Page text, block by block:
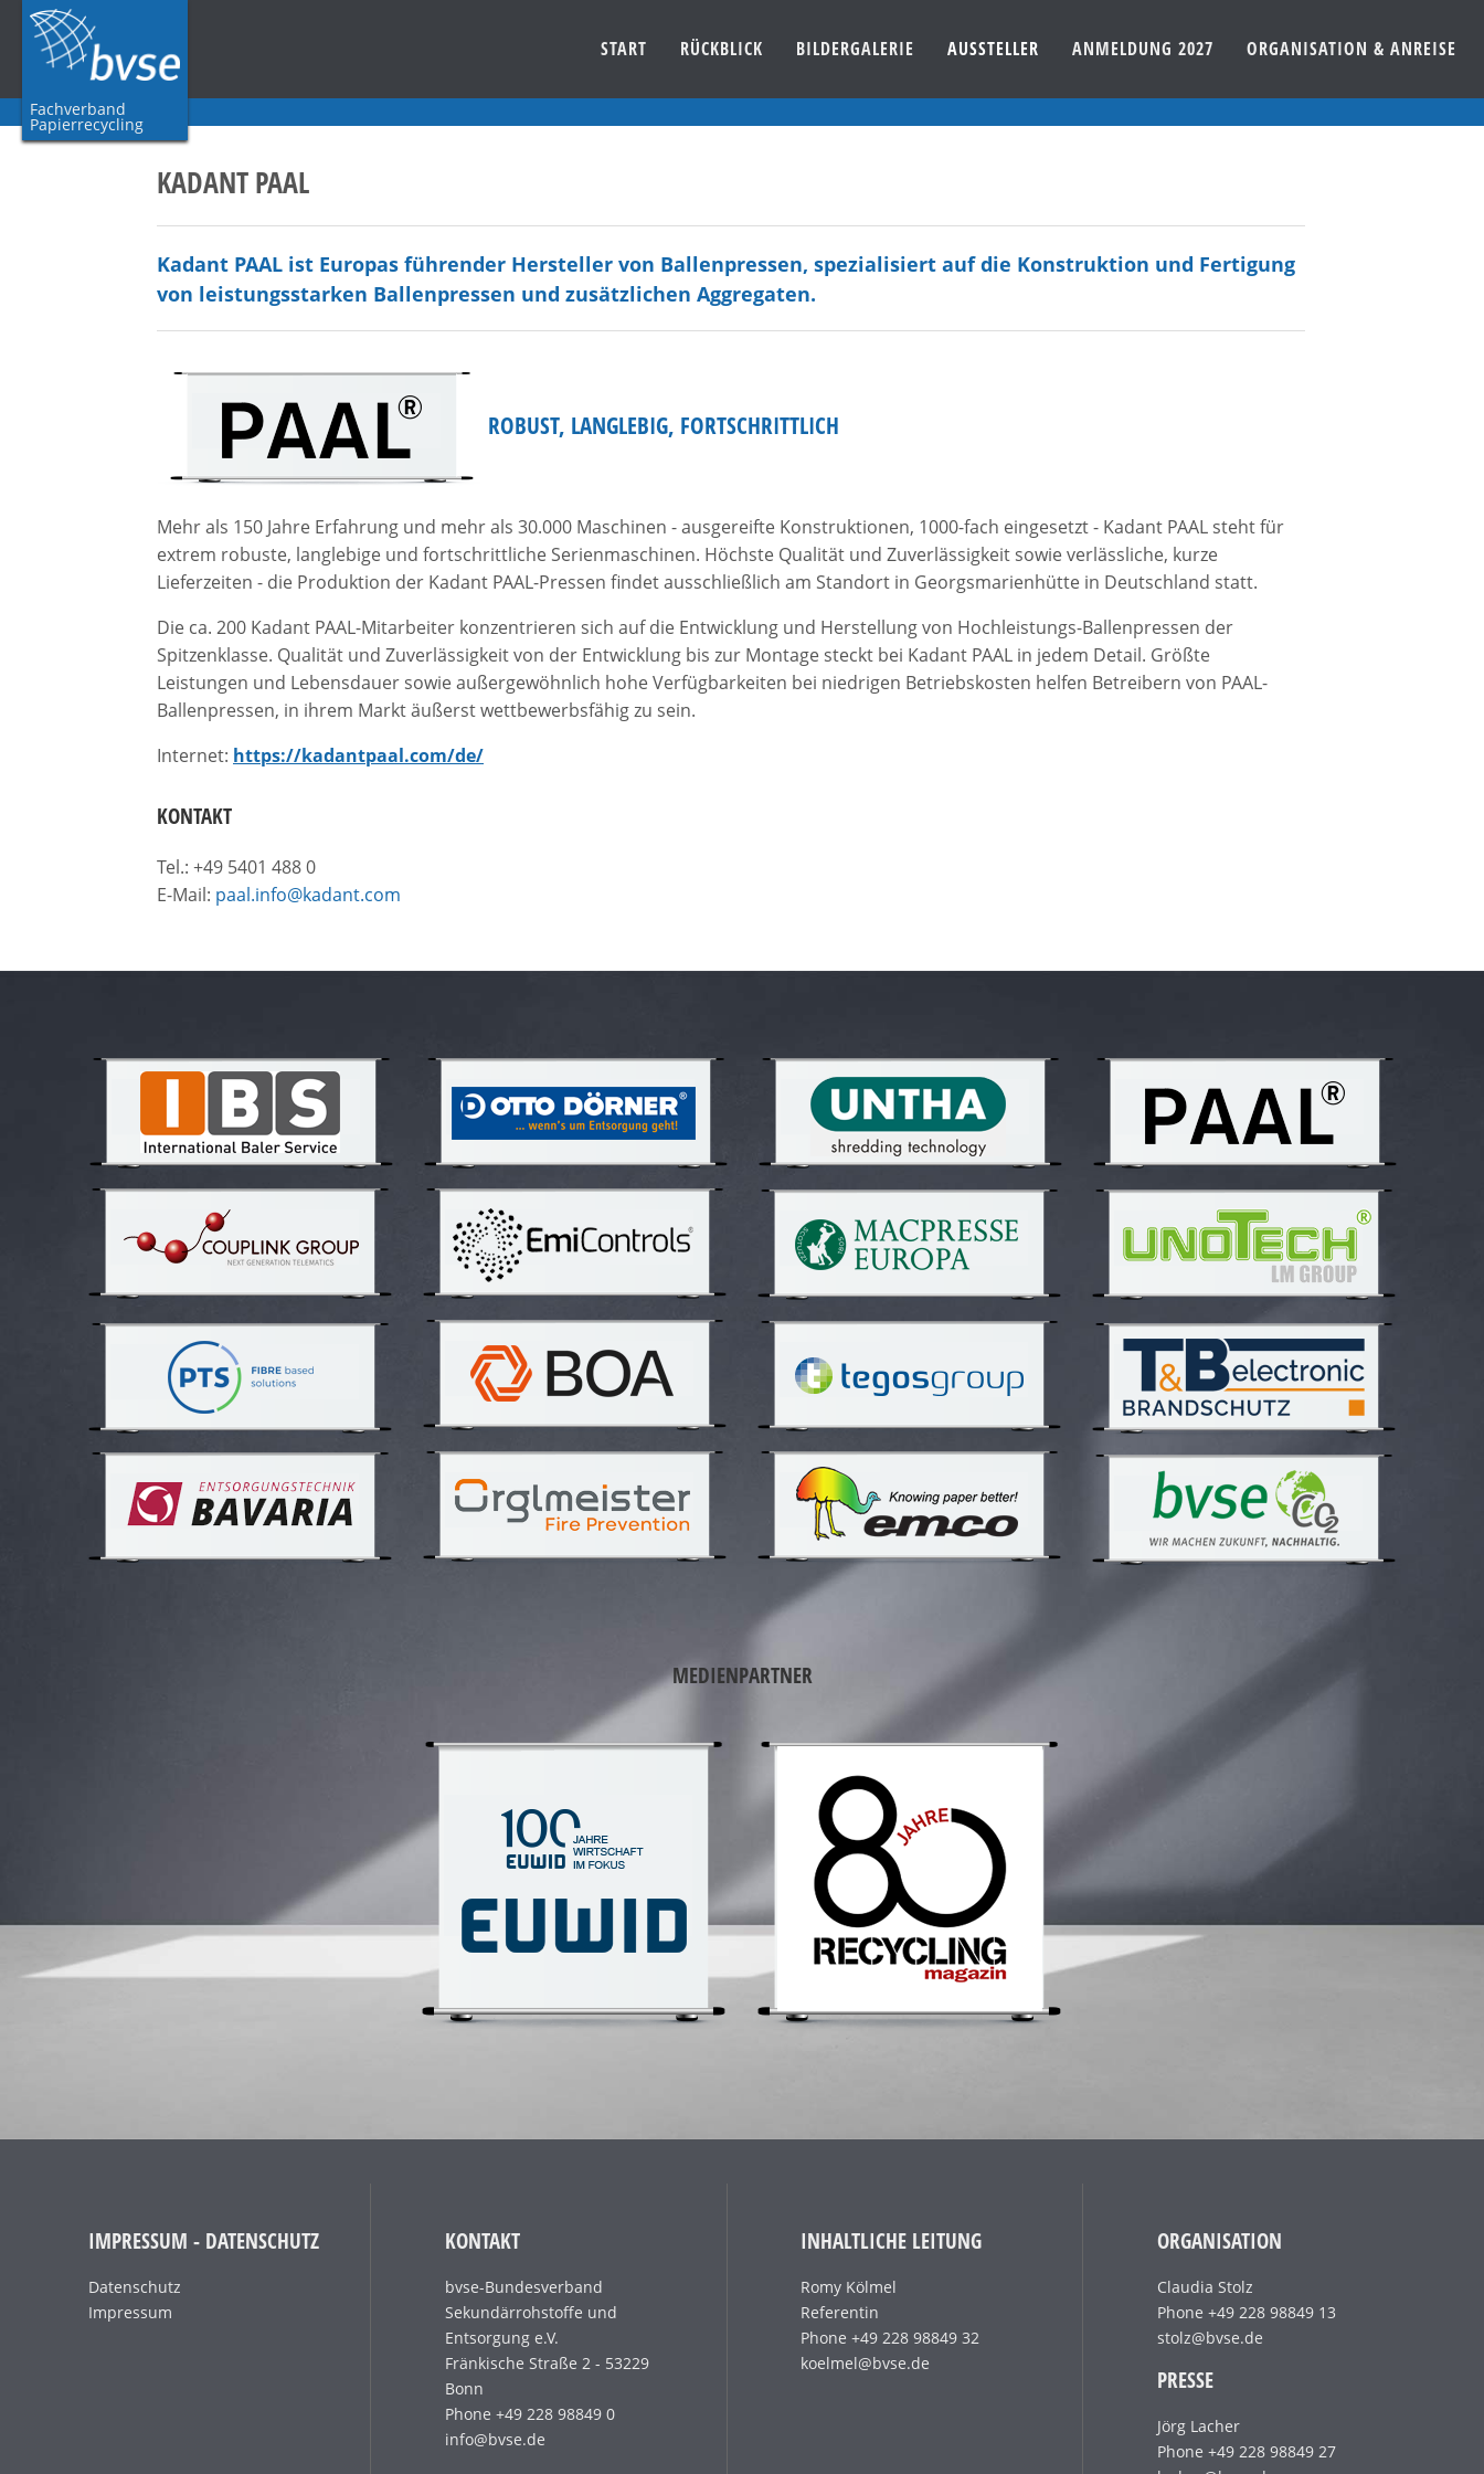
Fachverband
Papierrecycling
START RÜCKBLICK BILDERGALERIE AUSSTELLER ANMELDUNG 2027 ORGANISATION & ANREISE
KADANT PAAL
Kadant PAAL ist Europas führender Hersteller von Ballenpressen, spezialisiert auf die Konstruktion und Fertigung
von leistungsstarken Ballenpressen und zusätzlichen Aggregaten.
ROBUST, LANGLEBIG, FORTSCHRITTLICH
Mehr als 150 Jahre Erfahrung und mehr als 30.000 Maschinen - ausgereifte Konstruktionen, 1000-fach eingesetzt - Kadant PAAL steht für
extrem robuste, langlebige und fortschrittliche Serienmaschinen. Höchste Qualität und Zuverlässigkeit sowie verlässliche, kurze
Lieferzeiten - die Produktion der Kadant PAAL-Pressen findet ausschließlich am Standort in Georgsmarienhütte in Deutschland statt.
Die ca. 200 Kadant PAAL-Mitarbeiter konzentrieren sich auf die Entwicklung und Herstellung von Hochleistungs-Ballenpressen der
Spitzenklasse. Qualität und Zuverlässigkeit von der Entwicklung bis zur Montage steckt bei Kadant PAAL in jedem Detail. Größte
Leistungen und Lebensdauer sowie außergewöhnlich hohe Verfügbarkeiten bei niedrigen Betriebskosten helfen Betreibern von PAAL-
Ballenpressen, in ihrem Markt äußerst wettbewerbsfähig zu sein.
Internet: https://kadantpaal.com/de/
KONTAKT
Tel.: +49 5401 488 0
E-Mail: paal.info@kadant.com
MEDIENPARTNER
IMPRESSUM - DATENSCHUTZ
Datenschutz
Impressum
KONTAKT
bvse-Bundesverband
Sekundärrohstoffe und
Entsorgung e.V.
Fränkische Straße 2 - 53229
Bonn
Phone +49 228 98849 0
info@bvse.de
INHALTLICHE LEITUNG
Romy Kölmel
Referentin
Phone +49 228 98849 32
koelmel@bvse.de
ORGANISATION
Claudia Stolz
Phone +49 228 98849 13
stolz@bvse.de
PRESSE
Jörg Lacher
Phone +49 228 98849 27